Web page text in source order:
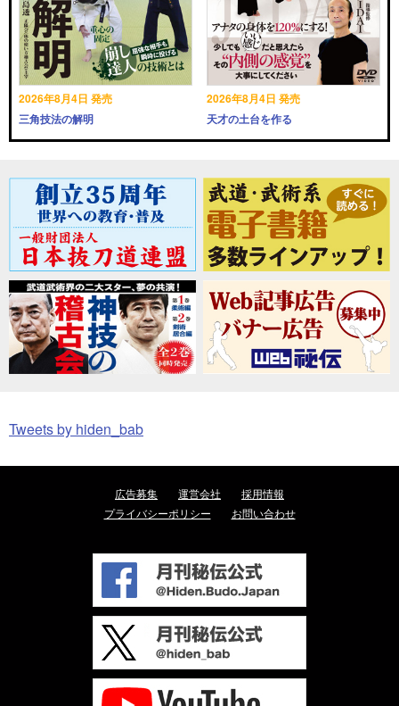
2026年8月4日 発売
三角技法の解明
2026年8月4日 発売
天才の土台を作る
Tweets by hiden_bab
広告募集 運営会社
採用情報
プライバシーポリシー
お問い合わせ